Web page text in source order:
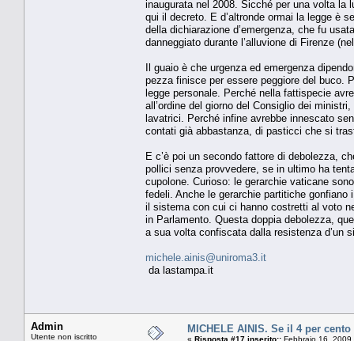
inaugurata nel 2008. Sicché per una volta la
qui il decreto. E d’altronde ormai la legge è
della dichiarazione d’emergenza, che fu
danneggiato durante l’alluvione di Firenze
Il guaio è che urgenza ed emergenza
pezza finisce per essere peggiore del buco.
legge personale. Perché nella fattispecie
all’ordine del giorno del Consiglio dei
lavatrici. Perché infine avrebbe innescato
contati già abbastanza, di pasticci che si
E c’è poi un secondo fattore di debolezza,
pollici senza provvedere, se in ultimo ha
cupolone. Curioso: le gerarchie vaticane
fedeli. Anche le gerarchie partitiche
il sistema con cui ci hanno costretti al voto
in Parlamento. Questa doppia debolezza,
a sua volta confiscata dalla resistenza d’un
michele.ainis@uniroma3.it
da lastampa.it
Admin
Utente non iscritto
MICHELE AINIS. Se il 4 per
« Risposta #17 inserito:: Febbraio 16,